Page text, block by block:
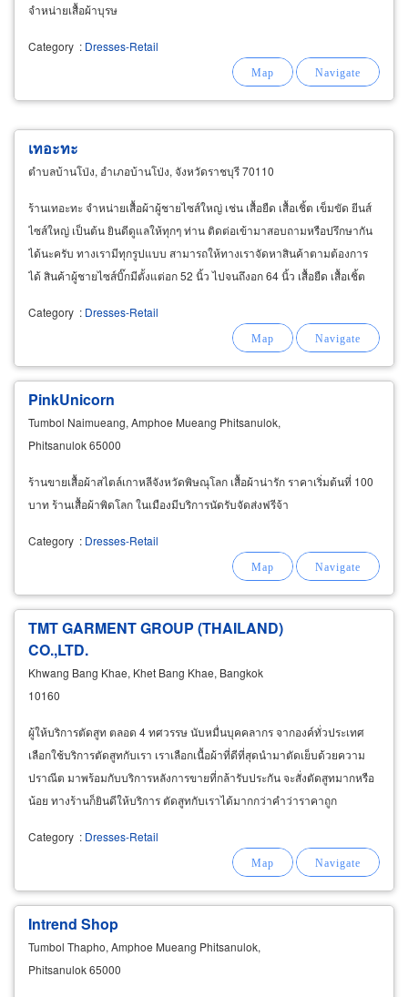
จำหน่ายเสื้อผ้าบุรษ
Category : Dresses-Retail
เทอะทะ
ตำบลบ้านโป่ง, อำเภอบ้านโป่ง, จังหวัดราชบุรี 70110
ร้านเทอะทะ จำหน่ายเสื้อผ้าผู้ชายไซส์ใหญ่ เช่น เสื้อยืด เสื้อเชิ้ต เข็มขัด ยีนส์
ไซส์ใหญ่ เป็นต้น ยินดีดูแลให้ทุกๆ ท่าน ติดต่อเข้ามาสอบถามหรือปรึกษากัน
ได้นะครับ ทางเรามีทุกรูปแบบ สามารถให้ทางเราจัดหาสินค้าตามต้องการ
ได้ สินค้าผู้ชายไซส์บิ๊กมีตั้งแต่อก 52 นิ้ว ไปจนถึงอก 64 นิ้ว เสื้อยืด เสื้อเชิ้ต
Category : Dresses-Retail
PinkUnicorn
Tumbol Naimueang, Amphoe Mueang Phitsanulok,
Phitsanulok 65000
ร้านขายเสื้อผ้าสไตล์เกาหลีจังหวัดพิษณุโลก เสื้อผ้าน่ารัก ราคาเริ่มต้นที่ 100
บาท ร้านเสื้อผ้าพิดโลก ในเมืองมีบริการนัดรับจัดส่งฟรีจ้า
Category : Dresses-Retail
TMT GARMENT GROUP (THAILAND)
CO.,LTD.
Khwang Bang Khae, Khet Bang Khae, Bangkok
10160
ผู้ให้บริการตัดสูท ตลอด 4 ทศวรรษ นับหมื่นบุคคลากร จากองค์ทั่วประเทศ
เลือกใช้บริการตัดสูทกับเรา เราเลือกเนื้อผ้าที่ดีที่สุดนำมาตัดเย็บด้วยความ
ปราณีต มาพร้อมกับบริการหลังการขายที่กล้ารับประกัน จะสั่งตัดสูทมากหรือ
น้อย ทางร้านก็ยินดีให้บริการ ตัดสูทกับเราได้มากกว่าคำว่าราคาถูก
Category : Dresses-Retail
Intrend Shop
Tumbol Thapho, Amphoe Mueang Phitsanulok,
Phitsanulok 65000